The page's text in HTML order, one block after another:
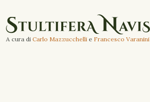
A cura di Carlo Mazzucchelli e Francesco Varanini